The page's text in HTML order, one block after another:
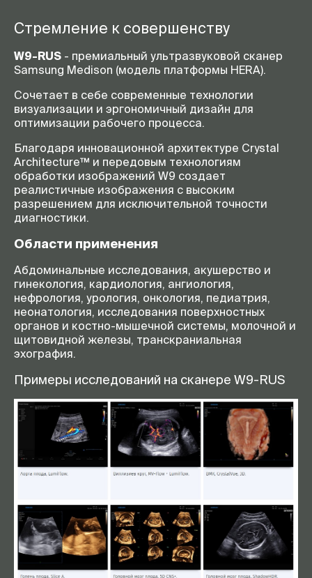
Стремление к совершенству
W9-RUS - премиальный ультразвуковой сканер
Samsung Medison (модель платформы HERA).
Сочетает в себе современные технологии
визуализации и эргономичный дизайн для
оптимизации рабочего процесса.
Благодаря инновационной архитектуре Crystal
Architecture™ и передовым технологиям
обработки изображений W9 создает
реалистичные изображения с высоким
разрешением для исключительной точности
диагностики.
Области применения
Абдоминальные исследования, акушерство и
гинекология, кардиология, ангиология,
нефрология, урология, онкология, педиатрия,
неонатология, исследования поверхностных
органов и костно-мышечной системы, молочной и
щитовидной железы, транскраниальная
эхография.
Примеры исследований на сканере W9-RUS